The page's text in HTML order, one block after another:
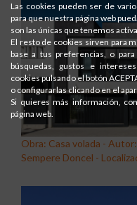
Obra: Casa volada -
Sempere Doncel -
Las cookies pueden ser de
para que nuestra página web
son las únicas que tenemos
El resto de cookies sirven para
base a tus preferencias, o
búsquedas, gustos e
cookies pulsando el botón
o configurarlas clicando en el
Si quieres más información,
página web.